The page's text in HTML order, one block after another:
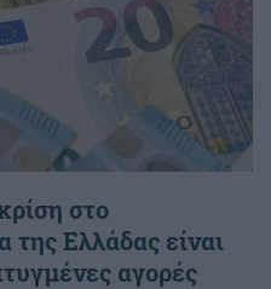
στο
Ελλάδας είναι
αγορές